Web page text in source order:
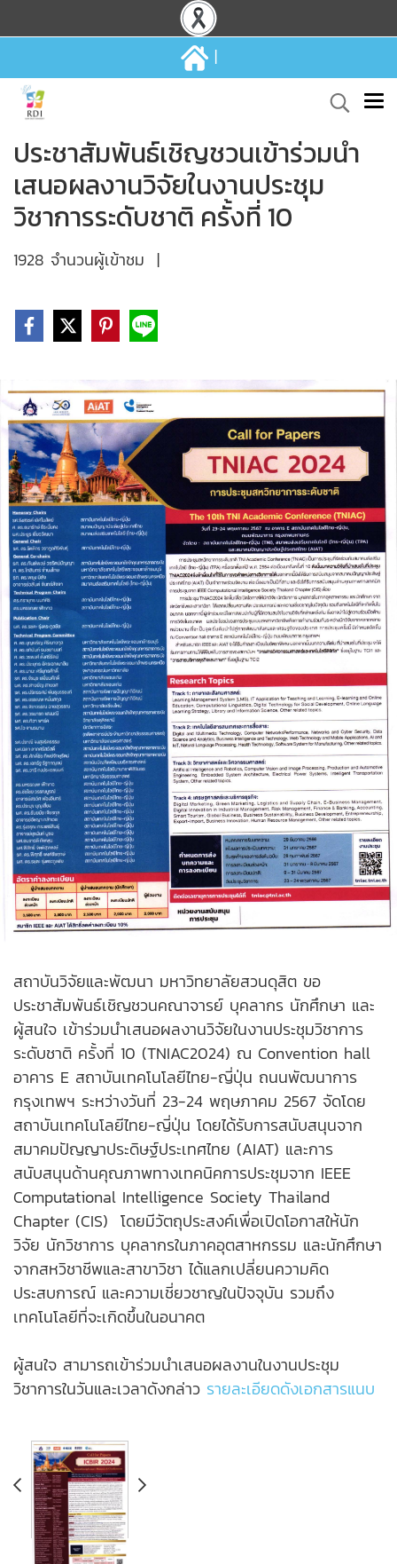
|
ประชาสัมพันธ์เชิญชวนเข้าร่วมนำ
เสนอผลงานวิจัยในงานประชุม
วิชาการระดับชาติ ครั้งที่ 10
1928 จำนวนผู้เข้าชม |
สถาบันวิจัยและพัฒนา มหาวิทยาลัยสวนดุสิต ขอ
ประชาสัมพันธ์เชิญชวนคณาจารย์ บุคลากร นักศึกษา และ
ผู้สนใจ เข้าร่วมนำเสนอผลงานวิจัยในงานประชุมวิชาการ
ระดับชาติ ครั้งที่ 10 (TNIAC2024) ณ Convention hall
อาคาร E สถาบันเทคโนโลยีไทย-ญี่ปุ่น ถนนพัฒนาการ
กรุงเทพฯ ระหว่างวันที่ 23-24 พฤษภาคม 2567 จัดโดย
สถาบันเทคโนโลยีไทย-ญี่ปุ่น โดยได้รับการสนับสนุนจาก
สมาคมปัญญาประดิษฐ์ประเทศไทย (AIAT) และการ
สนับสนุนด้านคุณภาพทางเทคนิคการประชุมจาก IEEE
Computational Intelligence Society Thailand
Chapter (CIS) โดยมีวัตถุประสงค์เพื่อเปิดโอกาสให้นัก
วิจัย นักวิชาการ บุคลากรในภาคอุตสาหกรรม และนักศึกษา
จากสหวิชาชีพและสาขาวิชา ได้แลกเปลี่ยนความคิด
ประสบการณ์ และความเชี่ยวชาญในปัจจุบัน รวมถึง
เทคโนโลยีที่จะเกิดขึ้นในอนาคต
ผู้สนใจ สามารถเข้าร่วมนำเสนอผลงานในงานประชุม
วิชาการในวันและเวลาดังกล่าว รายละเอียดดังเอกสารแนบ